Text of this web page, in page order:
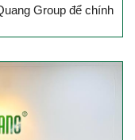
Group để chính